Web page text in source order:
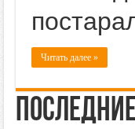
Читать далее »